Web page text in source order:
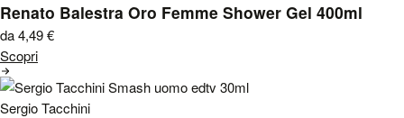
Renato Balestra Oro Femme Shower Gel 400ml
da 4,49€
Scopri
Sergio Tacchini